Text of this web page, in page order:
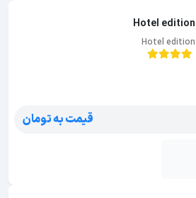
Hotel edition
Hotel edition
قیمت به تومان